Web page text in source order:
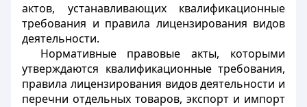
актов, устанавливающих квалификационные
требования и правила лицензирования видов
деятельности.
Нормативные правовые акты, которыми
утверждаются квалификационные требования,
правила лицензирования видов деятельности и
перечни отдельных товаров, экспорт и импорт